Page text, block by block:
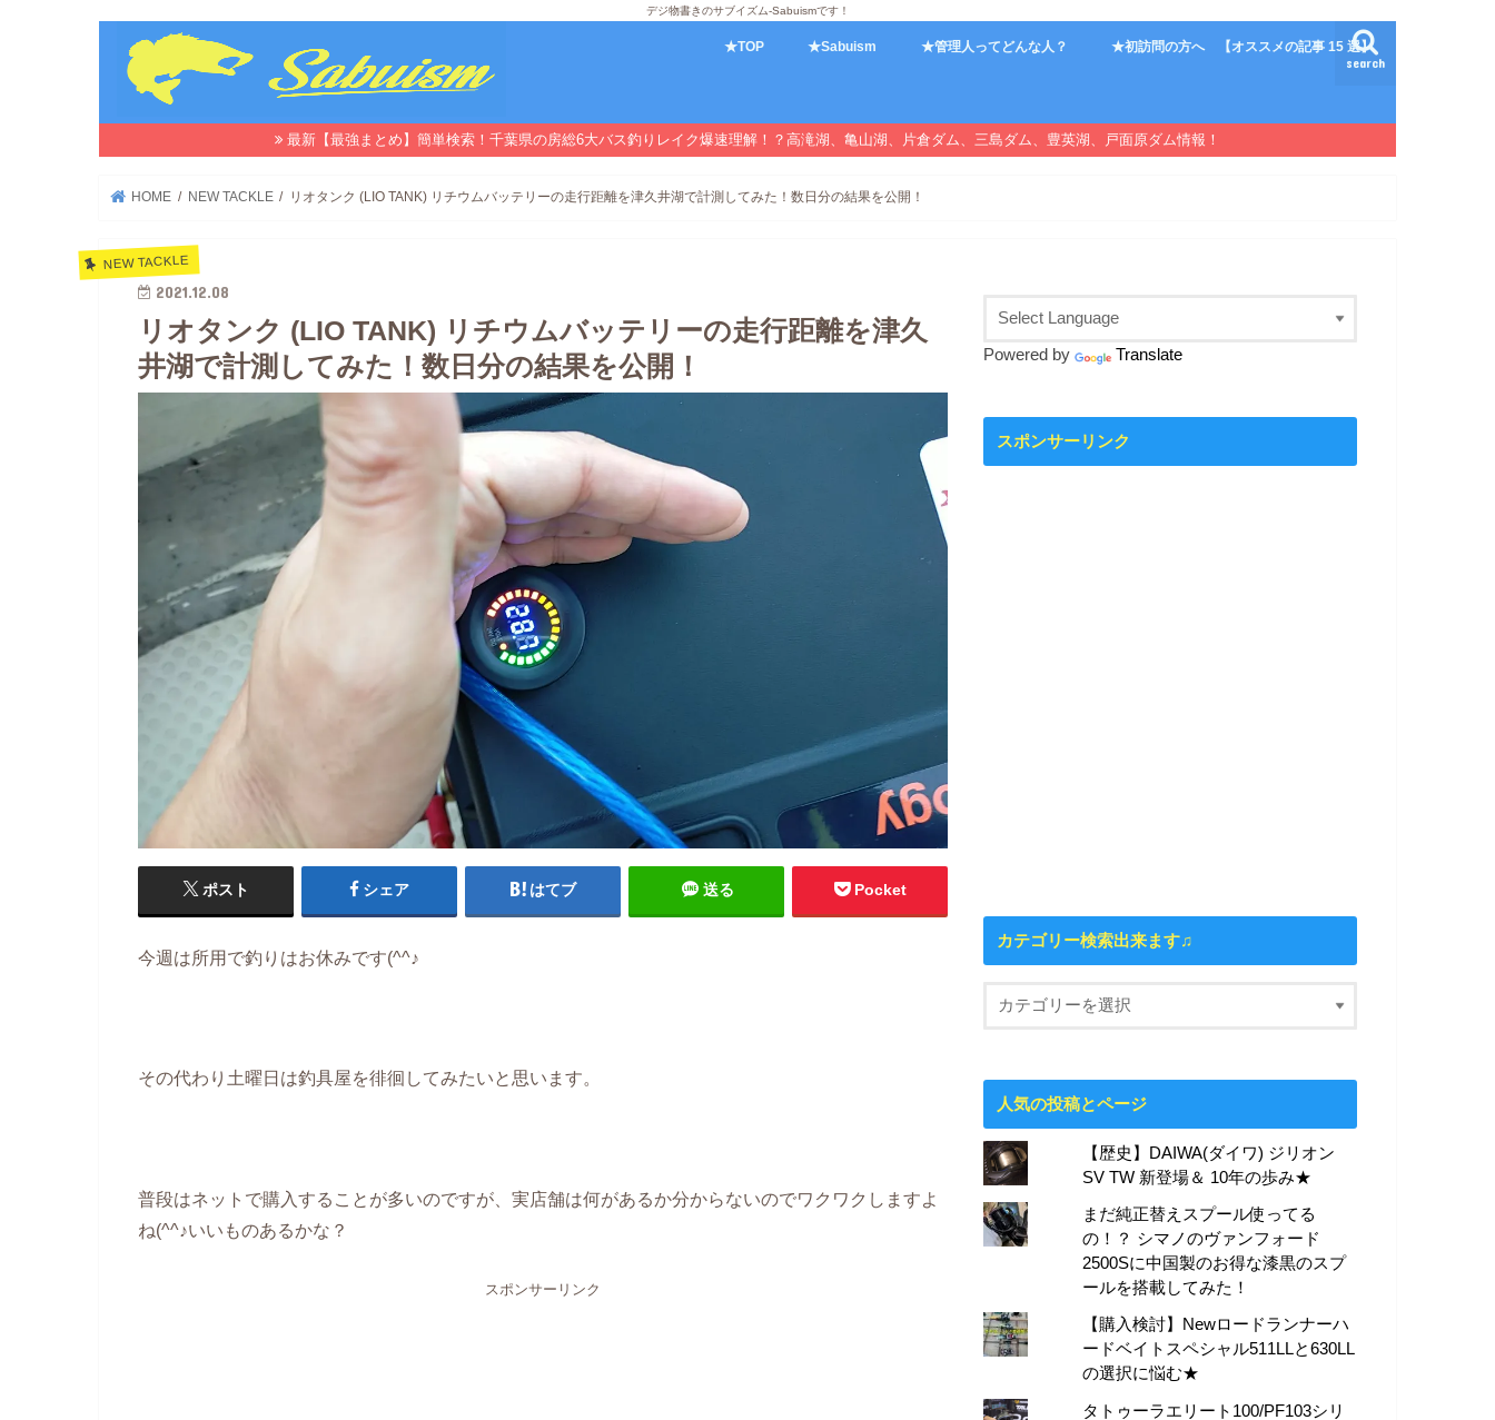
デジ物書きのサブイズム-Sabuismです！
search
★TOP ★Sabuism ★管理人ってどんな人？ ★初訪問の方へ 【オススメの記事 15 選】
最新【最強まとめ】簡単検索！千葉県の房総6大バス釣りレイク爆速理解！？高滝湖、亀山湖、片倉ダム、三島ダム、豊英湖、戸面原ダム情報！
HOME NEW TACKLE リオタンク (LIO TANK) リチウムバッテリーの走行距離を津久井湖で計測してみた！数日分の結果を公開！
NEW TACKLE
2021.12.08
リオタンク (LIO TANK) リチウムバッテリーの走行距離を津久
井湖で計測してみた！数日分の結果を公開！
ポスト シェア はてブ 送る Pocket
今週は所用で釣りはお休みです(^^♪
その代わり土曜日は釣具屋を徘徊してみたいと思います。
普段はネットで購入することが多いのですが、実店舗は何があるか分からないのでワクワクしますよ
ね(^^♪いいものあるかな？
スポンサーリンク
Powered by Translate
スポンサーリンク
カテゴリー検索出来ます♫
人気の投稿とページ
【歴史】DAIWA(ダイワ) ジリオン
SV TW 新登場＆ 10年の歩み★
まだ純正替えスプール使ってる
の！？ シマノのヴァンフォード
2500Sに中国製のお得な漆黒のスプ
ールを搭載してみた！
【購入検討】Newロードランナーハ
ードベイトスペシャル511LLと630LL
の選択に悩む★
タトゥーラエリート100/PF103シリ